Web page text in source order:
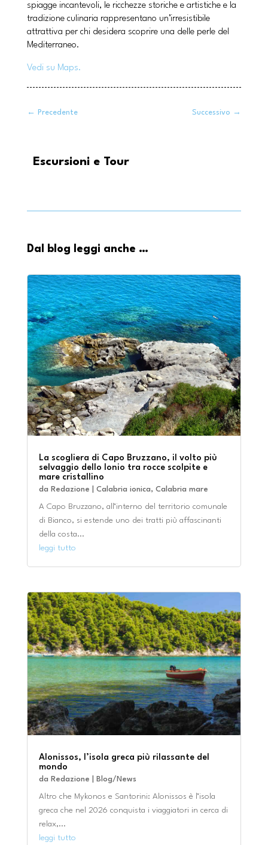
spiagge incantevoli, le ricchezze storiche e artistiche e la
tradizione culinaria rappresentano un’irresistibile
attrattiva per chi desidera scoprire una delle perle del
Mediterraneo.
Vedi su Maps.
← Precedente Successivo →
Escursioni e Tour
Dal blog leggi anche …
La scogliera di Capo Bruzzano, il volto più
selvaggio dello Ionio tra rocce scolpite e
mare cristallino
da Redazione Calabria ionica, Calabria mare
A Capo Bruzzano, all’interno del territorio comunale
di Bianco, si estende uno dei tratti più affascinanti
della costa...
leggi tutto
Alonissos, l’isola greca più rilassante del
mondo
da Redazione Blog/News
Altro che Mykonos e Santorini: Alonissos è l’isola
greca che nel 2026 conquista i viaggiatori in cerca di
relax,...
leggi tutto